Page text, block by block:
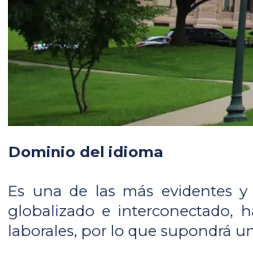
Dominio del idioma
Es una de las más evidentes
globalizado e interconectado,
laborales, por lo que supondrá